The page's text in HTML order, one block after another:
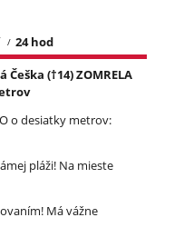
24 hod
(†14) ZOMRELA
o desiatky metrov:
pláži! Na mieste
Má vážne